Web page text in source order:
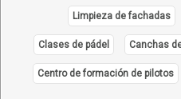
Limpieza de fachadas
Clases de pádel Canchas
Centro de formación de pilotos